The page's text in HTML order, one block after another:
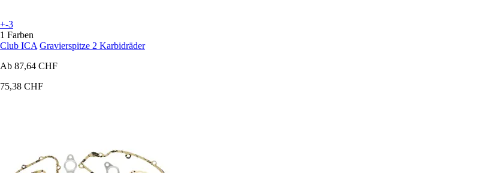
+-3
1 Farben
Club ICA Gravierspitze 2 Karbidräder
Ab 87,64 CHF
75,38 CHF